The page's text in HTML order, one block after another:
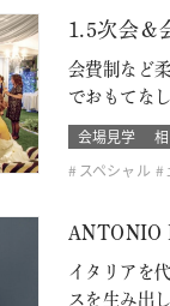
1.5次会＆
会費制など
でおもてな
会場見学
スペシャル
ANTONIO
イタリアを
スを生み出